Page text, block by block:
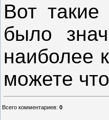
Вот
было
наиболее
можете
Всего комментариев: 0